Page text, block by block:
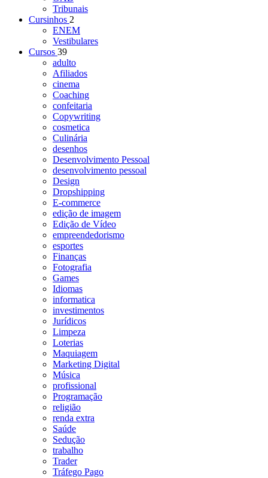
Tribunais
Cursinhos 2
ENEM
Vestibulares
Cursos 39
adulto
Afiliados
cinema
Coaching
confeitaria
Copywriting
cosmetica
Culinária
desenhos
Desenvolvimento Pessoal
desenvolvimento pessoal
Design
Dropshipping
E-commerce
edição de imagem
Edição de Vídeo
empreendedorismo
esportes
Finanças
Fotografia
Games
Idiomas
informatica
investimentos
Jurídicos
Limpeza
Loterias
Maquiagem
Marketing Digital
Música
profissional
Programação
religião
renda extra
Saúde
Sedução
trabalho
Trader
Tráfego Pago